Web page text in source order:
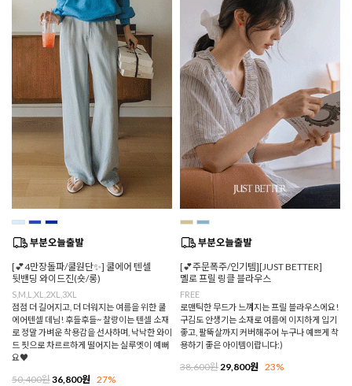
[💕4만장돌파/쿨원단✨] 쿨에어 텐셀
뒷밴딩 와이드진(숏/롱)
S,M,L,XL,2XL,3XL
점점 더 길어지고, 더 더워지는 여름을 위한 쿨
에어텐셀 데님! 후들후들~ 찰랑이는 텐셀 소재
로 정말 가벼운 착용감을 선사하며, 낙낙한 와이
드 핏으로 차르르하게 떨어지는 실루엣이 예뻐
요♥
50,400원36,800원 27%
[💕주문폭주/인기템][JUST BETTER]
멜로 프릴 링클 블라우스
FREE
로맨틱한 무드가 느껴지는 프릴 블라우스에요!
구김도 안생기는 소재로 여름에 이지하게 입기
좋고, 팔뚝살까지 커버해주어 누구나 예쁘게 착
용하기 좋은 아이템이랍니다:)
38,600원 29,800원 23%